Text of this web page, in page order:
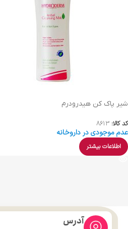
شیر پاک کن هیدرودرم
کد کالا: 8613
عدم موجودی در داروخانه
اطلاعات بیشتر
آدرس